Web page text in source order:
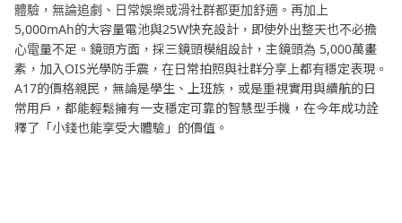
體驗，無論追劇、日常娛樂或滑社群都更加舒適。再加上
5,000mAh的大容量電池與25W快充設計，即使外出整天也不必擔
心電量不足。鏡頭方面，採三鏡頭模組設計，主鏡頭為 5,000萬畫
素，加入OIS光學防手震，在日常拍照與社群分享上都有穩定表現。
A17的價格親民，無論是學生、上班族，或是重視實用與續航的日
常用戶，都能輕鬆擁有一支穩定可靠的智慧型手機，在今年成功詮
釋了「小錢也能享受大體驗」的價值。